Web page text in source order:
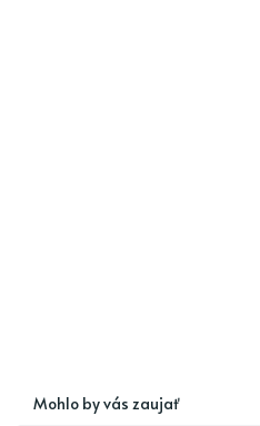
Mohlo by vás zaujať